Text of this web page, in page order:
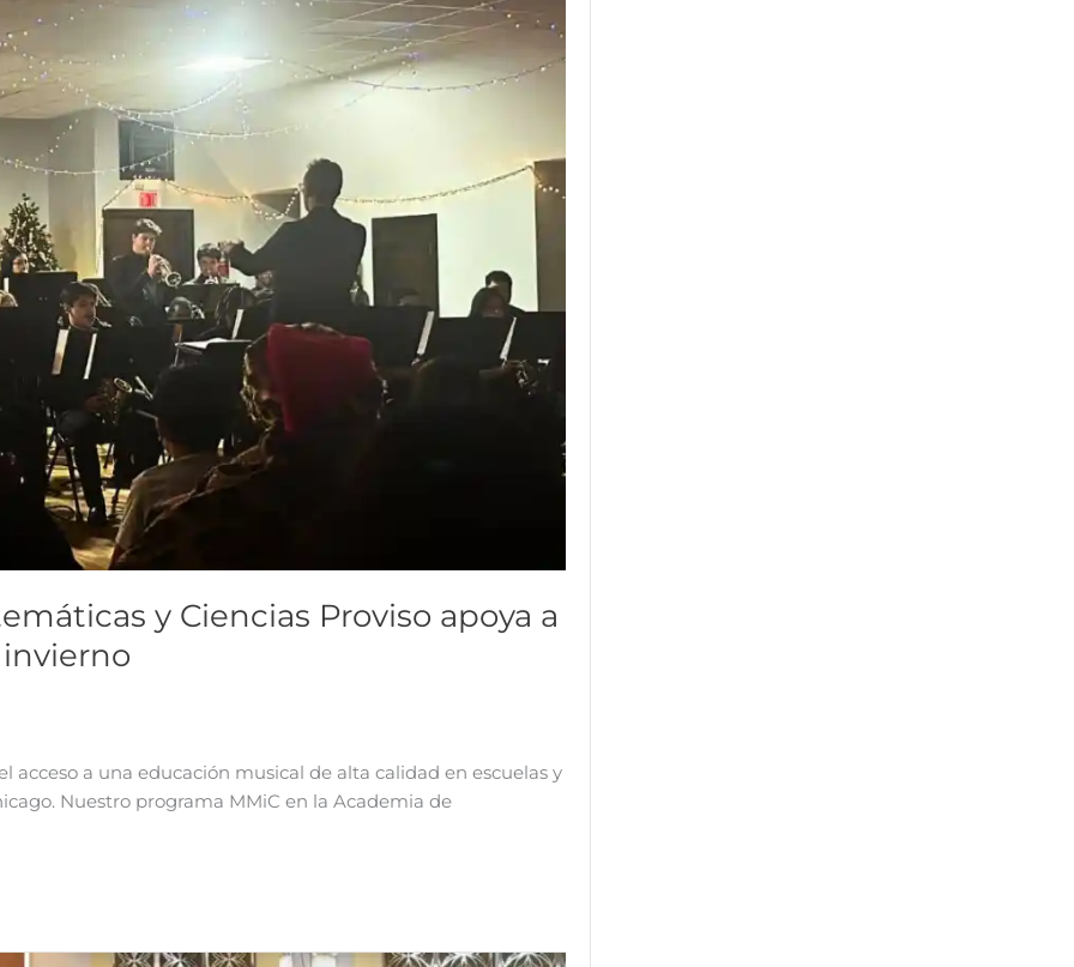
y Ciencias Proviso apoya a
acceso a una educación musical de alta calidad en escuelas y
Nuestro programa MMiC en la Academia de